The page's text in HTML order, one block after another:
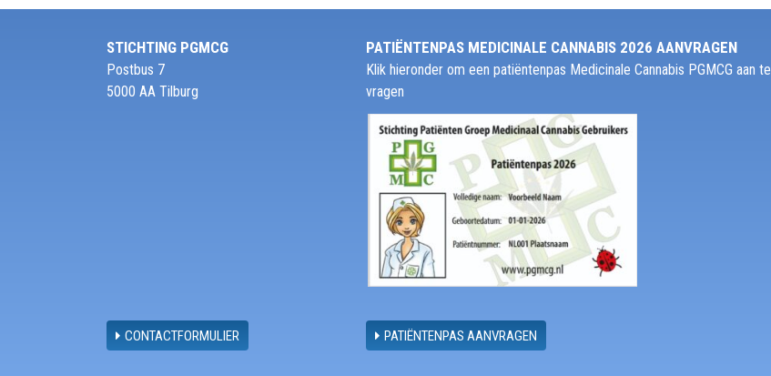
STICHTING PGMCG
Postbus 7
5000 AA Tilburg
CONTACTFORMULIER
PATIËNTENPAS MEDICINALE CANNABIS 2026 AANVRAGEN
Klik hieronder om een patiëntenpas Medicinale Cannabis PGMCG aan te
vragen
PATIËNTENPAS AANVRAGEN